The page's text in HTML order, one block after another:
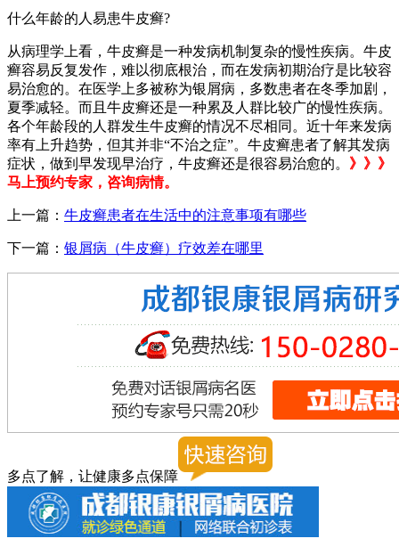
什么年龄的人易患牛皮癣?
从病理学上看，牛皮癣是一种发病机制复杂的慢性疾病。牛皮
癣容易反复发作，难以彻底根治，而在发病初期治疗是比较容
易治愈的。在医学上多被称为银屑病，多数患者在冬季加剧，
夏季减轻。而且牛皮癣还是一种累及人群比较广的慢性疾病。
各个年龄段的人群发生牛皮癣的情况不尽相同。近十年来发病
率有上升趋势，但其并非“不治之症”。牛皮癣患者了解其发病
症状，做到早发现早治疗，牛皮癣还是很容易治愈的。 》》》
马上预约专家，咨询病情。
上一篇： 牛皮癣患者在生活中的注意事项有哪些
下一篇： 银屑病（牛皮癣）疗效差在哪里
多点了解，让健康多点保障